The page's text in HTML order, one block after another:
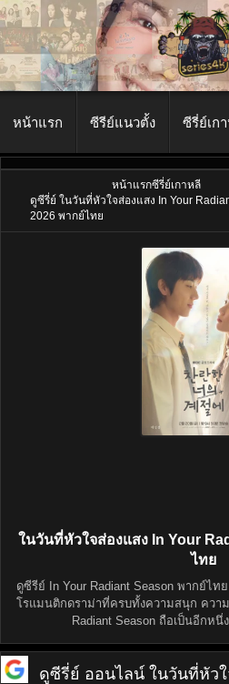
หน้าแรก ซีรีย์แนวตั้ง ซีรี่ย์เก
หน้าแรกซีรี่ย์เกาหลี
ดูซีรี่ย์ ในวันที่หัวใจส่องแสง In Your
2026 พากย์ไทย
ในวันที่หัวใจส่องแสง In Your
ไทย
ดูซีรีย์ In Your Radiant Season พากย์ไทย HD หากคุณกำลังมองหา
โรแมนติกดราม่าที่ครบทั้งความสนุก ควา
Radiant Season ถือเป็นอีกหนึ่
ดูซีรี่ย์ ออนไลน์ ในวันที่หัว